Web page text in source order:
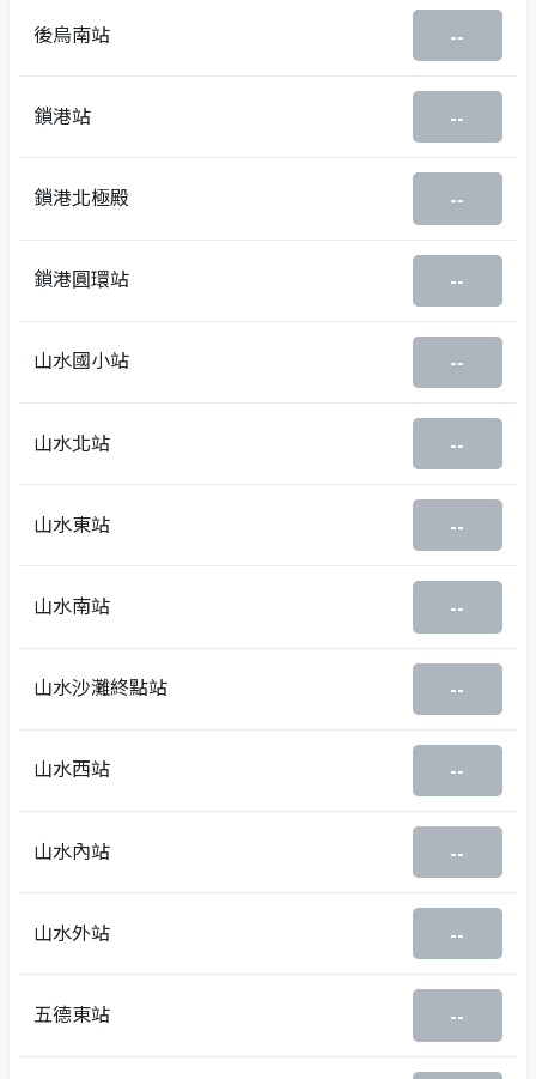
後烏南站 --
鎖港站 --
鎖港北極殿 --
鎖港圓環站 --
山水國小站 --
山水北站 --
山水東站 --
山水南站 --
山水沙灘終點站 --
山水西站 --
山水內站 --
山水外站 --
五德東站 --